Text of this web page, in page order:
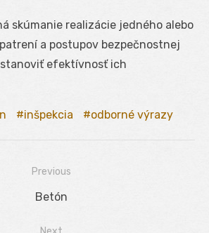
skúmanie realizácie jedného alebo
a postupov bezpečnostnej
efektívnosť ich
inšpekcia odborné výrazy
Previous
Previous
Betón